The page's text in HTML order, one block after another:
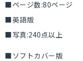
■ページ数:80ページ
■英語版
■写真:240点以上
■ソフトカバー版